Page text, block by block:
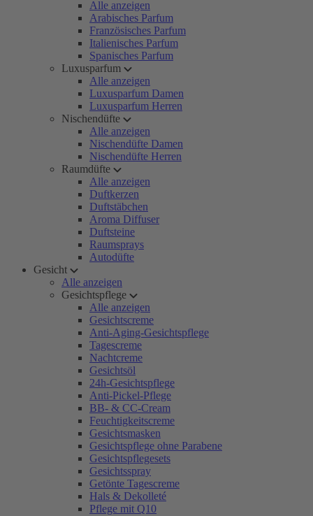
Alle anzeigen
Arabisches Parfum
Französisches Parfum
Italienisches Parfum
Spanisches Parfum
Luxusparfum
Alle anzeigen
Luxusparfum Damen
Luxusparfum Herren
Nischendüfte
Alle anzeigen
Nischendüfte Damen
Nischendüfte Herren
Raumdüfte
Alle anzeigen
Duftkerzen
Duftstäbchen
Aroma Diffuser
Duftsteine
Raumsprays
Autodüfte
Gesicht
Alle anzeigen
Gesichtspflege
Alle anzeigen
Gesichtscreme
Anti-Aging-Gesichtspflege
Tagescreme
Nachtcreme
Gesichtsöl
24h-Gesichtspflege
Anti-Pickel-Pflege
BB- & CC-Cream
Feuchtigkeitscreme
Gesichtsmasken
Gesichtspflege ohne Parabene
Gesichtspflegesets
Gesichtsspray
Getönte Tagescreme
Hals & Dekolleté
Pflege mit Q10